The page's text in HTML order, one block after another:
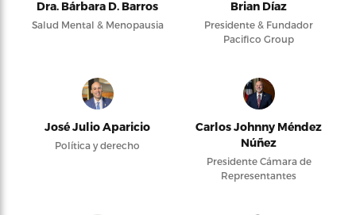
Dra. Bárbara D. Barros
Salud Mental & Menopausia
Brian Díaz
Presidente & Fundador
Pacifico Group
José Julio Aparicio
Política y derecho
Carlos Johnny Méndez
Núñez
Presidente Cámara de
Representantes